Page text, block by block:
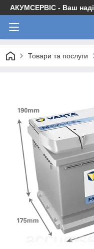
АКУМСЕРВІС - Ваш
Товари та послуги